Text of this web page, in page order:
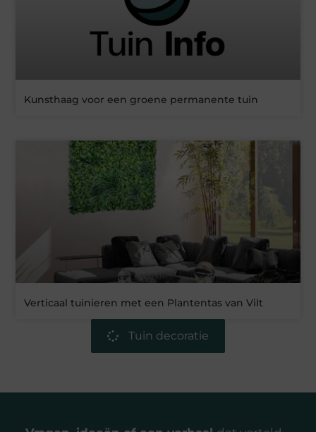
Kunsthaag voor een groene permanente tuin
Verticaal tuinieren met een Plantentas van Vilt
Tuin decoratie